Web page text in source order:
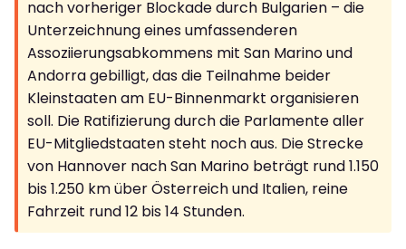
nach vorheriger Blockade durch Bulgarien – die
Unterzeichnung eines umfassenderen
Assoziierungsabkommens mit San Marino und
Andorra gebilligt, das die Teilnahme beider
Kleinstaaten am EU-Binnenmarkt organisieren
soll. Die Ratifizierung durch die Parlamente aller
EU-Mitgliedstaaten steht noch aus. Die Strecke
von Hannover nach San Marino beträgt rund 1.150
bis 1.250 km über Österreich und Italien, reine
Fahrzeit rund 12 bis 14 Stunden.